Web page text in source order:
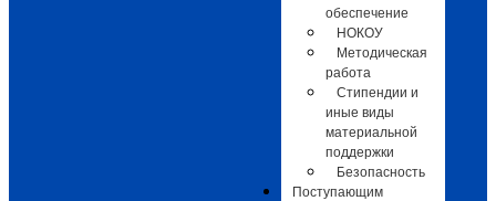
обеспечение
НОКОУ
Методическая
работа
Стипендии и
иные виды
материальной
поддержки
Безопасность
Поступающим